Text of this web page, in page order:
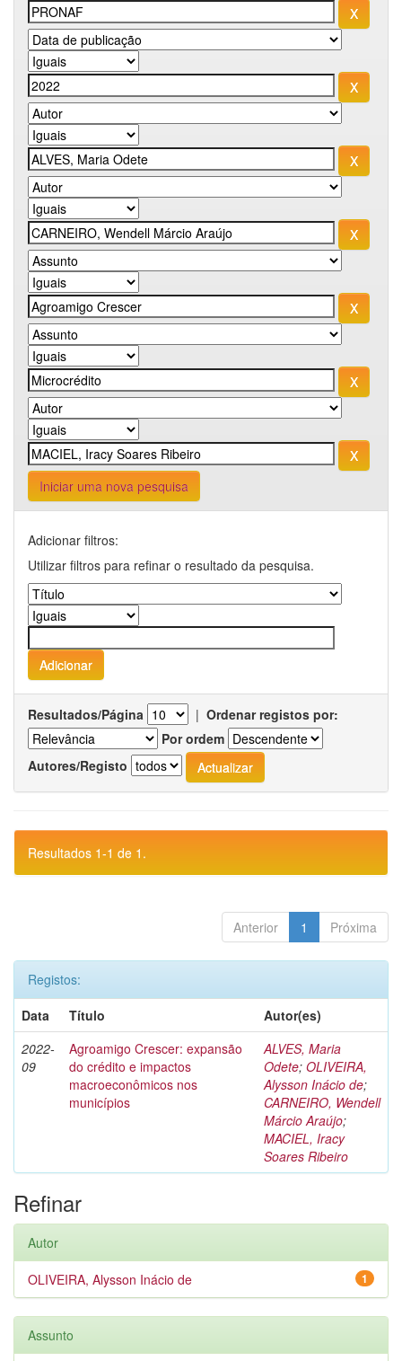
Iniciar uma nova pesquisa
Adicionar filtros:
Utilizar filtros para refinar o resultado da pesquisa.
Resultados/Página | Ordenar registos por:
Por ordem
Autores/Registo
Resultados 1-1 de 1.
Anterior 1 Próxima
Registos:
Data
Título
Autor(es)
2022-
09
Agroamigo Crescer: expansão
do crédito e impactos
macroeconômicos nos
municípios
ALVES, Maria
Odete; OLIVEIRA,
Alysson Inácio de;
CARNEIRO, Wendell
Márcio Araújo;
MACIEL, Iracy
Soares Ribeiro
Refinar
Autor
1
OLIVEIRA, Alysson Inácio de
Assunto